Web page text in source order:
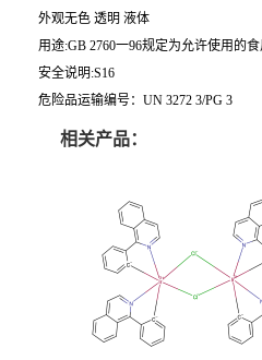
外观无色 透明 液体
用途:GB 2760一96规定为允许使用的
安全说明:S16
危险品运输编号：UN 3272 3/PG 3
相关产品：